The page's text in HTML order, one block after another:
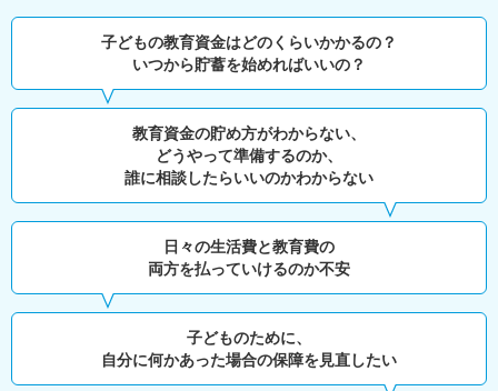
子どもの教育資金はどのくらいかかるの？
いつから貯蓄を始めればいいの？
教育資金の貯め方がわからない、
どうやって準備するのか、
誰に相談したらいいのかわからない
日々の生活費と教育費の
両方を払っていけるのか不安
子どものために、
自分に何かあった場合の保障を見直したい